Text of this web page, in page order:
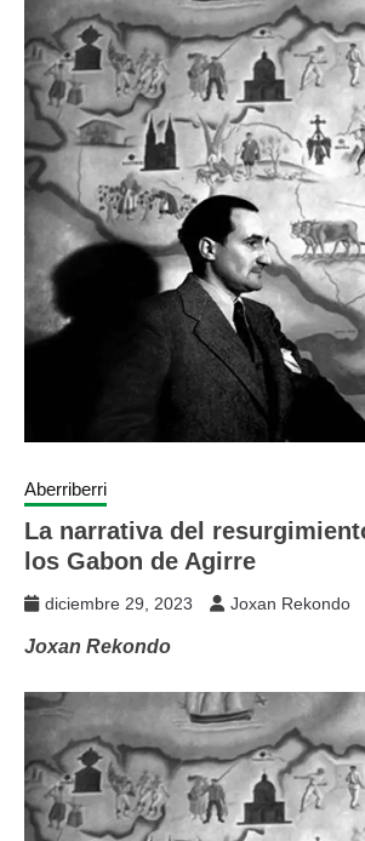
Aberriberri
La narrativa del
los Gabon de Agirre
diciembre 29, 2023 Joxan Rekondo
Joxan Rekondo